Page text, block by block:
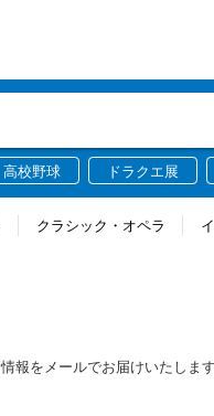
高校野球 ドラクエ展
クラシック・オペラ
報をメールでお届けいたします